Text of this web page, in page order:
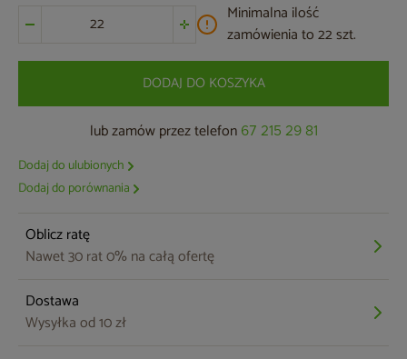
Minimalna ilość
zamówienia to 22 szt.
DODAJ DO KOSZYKA
lub zamów przez telefon 67 215 29 81
Dodaj do ulubionych
Dodaj do porównania
Oblicz ratę
Nawet 30 rat 0% na całą ofertę
Dostawa
Wysyłka od 10 zł